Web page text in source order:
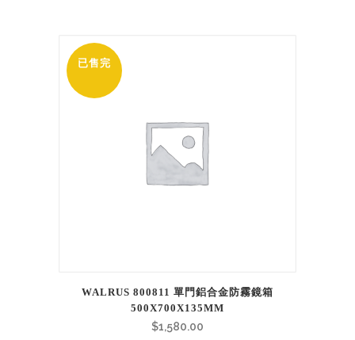
已售完
WALRUS 800811 單門鋁合金防霧鏡箱
500X700X135MM
$1,580.00